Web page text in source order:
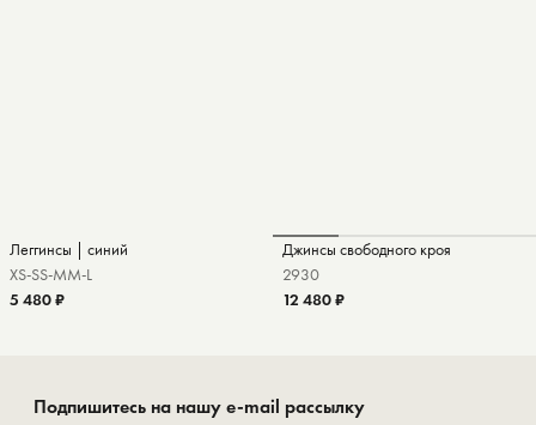
Леггинсы | синий
XS-SS-MM-L
5 480 ₽
Джинсы свободного кроя
2930
12 480 ₽
Подпишитесь на нашу e-mail рассылку